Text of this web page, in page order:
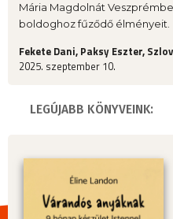
Mária Magdolnát
boldoghoz fűződő élményeit.
Fekete Dani, Paksy Eszter,
2025. szeptember 10.
LEGÚJABB KÖNYVEINK: